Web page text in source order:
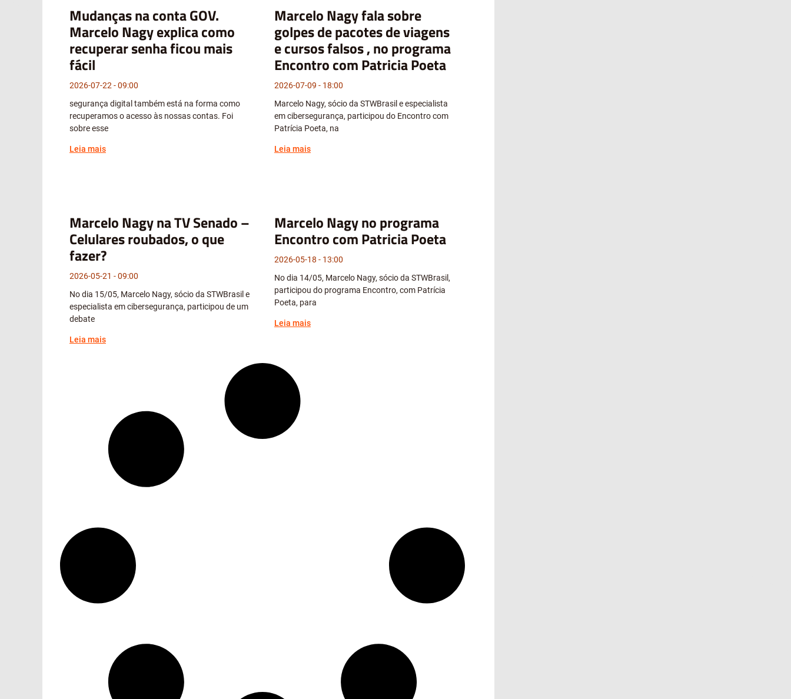
Mudanças na conta GOV.
Marcelo Nagy explica como
recuperar senha ficou mais
fácil
2026-07-22
09:00
segurança digital também está na forma como
recuperamos o acesso às nossas contas. Foi
sobre esse
Leia mais
Marcelo Nagy fala sobre
golpes de pacotes de viagens
e cursos falsos , no programa
Encontro com Patricia Poeta
2026-07-09
18:00
Marcelo Nagy, sócio da STWBrasil e especialista
em cibersegurança, participou do Encontro com
Patrícia Poeta, na
Leia mais
Marcelo Nagy na TV Senado –
Celulares roubados, o que
fazer?
2026-05-21
09:00
No dia 15/05, Marcelo Nagy, sócio da STWBrasil e
especialista em cibersegurança, participou de um
debate
Leia mais
Marcelo Nagy no programa
Encontro com Patricia Poeta
2026-05-18
13:00
No dia 14/05, Marcelo Nagy, sócio da STWBrasil,
participou do programa Encontro, com Patrícia
Poeta, para
Leia mais